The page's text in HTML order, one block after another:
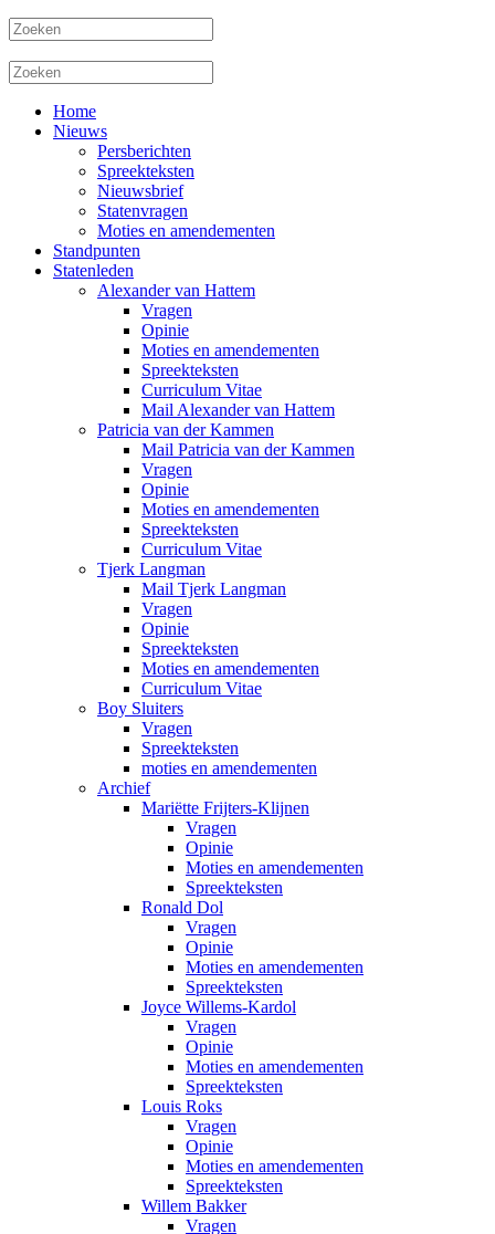
Home
Nieuws
Persberichten
Spreekteksten
Nieuwsbrief
Statenvragen
Moties en amendementen
Standpunten
Statenleden
Alexander van Hattem
Vragen
Opinie
Moties en amendementen
Spreekteksten
Curriculum Vitae
Mail Alexander van Hattem
Patricia van der Kammen
Mail Patricia van der Kammen
Vragen
Opinie
Moties en amendementen
Spreekteksten
Curriculum Vitae
Tjerk Langman
Mail Tjerk Langman
Vragen
Opinie
Spreekteksten
Moties en amendementen
Curriculum Vitae
Boy Sluiters
Vragen
Spreekteksten
moties en amendementen
Archief
Mariëtte Frijters-Klijnen
Vragen
Opinie
Moties en amendementen
Spreekteksten
Ronald Dol
Vragen
Opinie
Moties en amendementen
Spreekteksten
Joyce Willems-Kardol
Vragen
Opinie
Moties en amendementen
Spreekteksten
Louis Roks
Vragen
Opinie
Moties en amendementen
Spreekteksten
Willem Bakker
Vragen